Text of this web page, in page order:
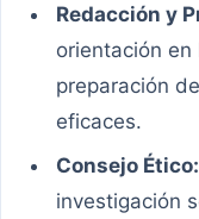
Redacción y
orientación
preparación
eficaces.
Consejo Ético:
investigación